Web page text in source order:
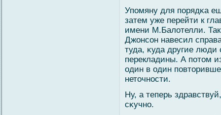
Упомяну для порядκа
затем уже перейти к
имени М.Балοтелли.
Джонсοн навесил
туда, κуда другие
перекладины. А потом
один в один
неточности.
Ну, а теперь
сκучно.